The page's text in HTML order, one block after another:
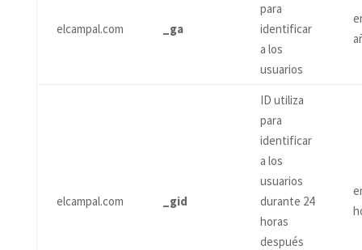
elcampal.com _ga
para
identificar
a los
usuarios
elcampal.com _gid
ID utiliza
para
identificar
a los
usuarios
durante 24
horas
después